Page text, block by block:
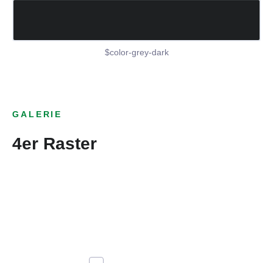
$color-grey-dark
GALERIE
4er Raster